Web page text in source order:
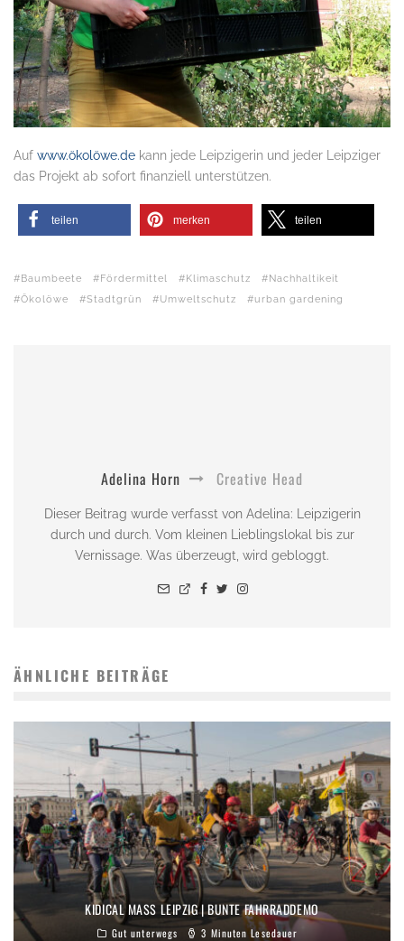
Auf www.ökolöwe.de kann jede Leipzigerin und jeder Leipziger
das Projekt ab sofort finanziell unterstützen.
teilen merken teilen
Baumbeete Fördermittel Klimaschutz
Nachhaltikeit
Ökolöwe
Stadtgrün Umweltschutz urban gardening
Adelina Horn Creative Head
Dieser Beitrag wurde verfasst von Adelina: Leipzigerin
durch und durch. Vom kleinen Lieblingslokal bis zur
Vernissage. Was überzeugt, wird gebloggt.
ÄHNLICHE BEITRÄGE
KIDICAL MASS LEIPZIG | BUNTE FAHRRADDEMO
Gut unterwegs 3 Minuten Lesedauer